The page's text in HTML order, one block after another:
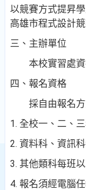
以競賽方式提昇
高雄市程式設計
三、主辦單位
本校實習處資
四、報名資格
採自由報名方
1. 全校一、二、
2. 資料科、資訊
3. 其他類科每班
4. 報名須經電腦